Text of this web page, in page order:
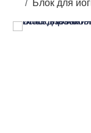
Блок для